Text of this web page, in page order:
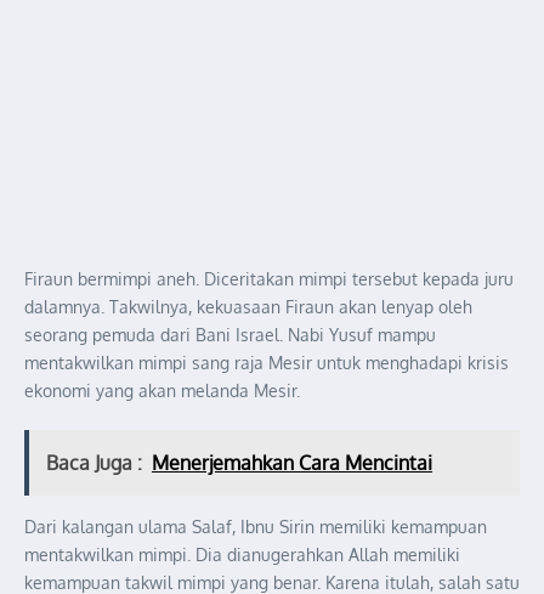
Firaun bermimpi aneh. Diceritakan mimpi tersebut kepada juru
dalamnya. Takwilnya, kekuasaan Firaun akan lenyap oleh
seorang pemuda dari Bani Israel. Nabi Yusuf mampu
mentakwilkan mimpi sang raja Mesir untuk menghadapi krisis
ekonomi yang akan melanda Mesir.
Baca Juga : Menerjemahkan Cara Mencintai
Dari kalangan ulama Salaf, Ibnu Sirin memiliki kemampuan
mentakwilkan mimpi. Dia dianugerahkan Allah memiliki
kemampuan takwil mimpi yang benar. Karena itulah, salah satu